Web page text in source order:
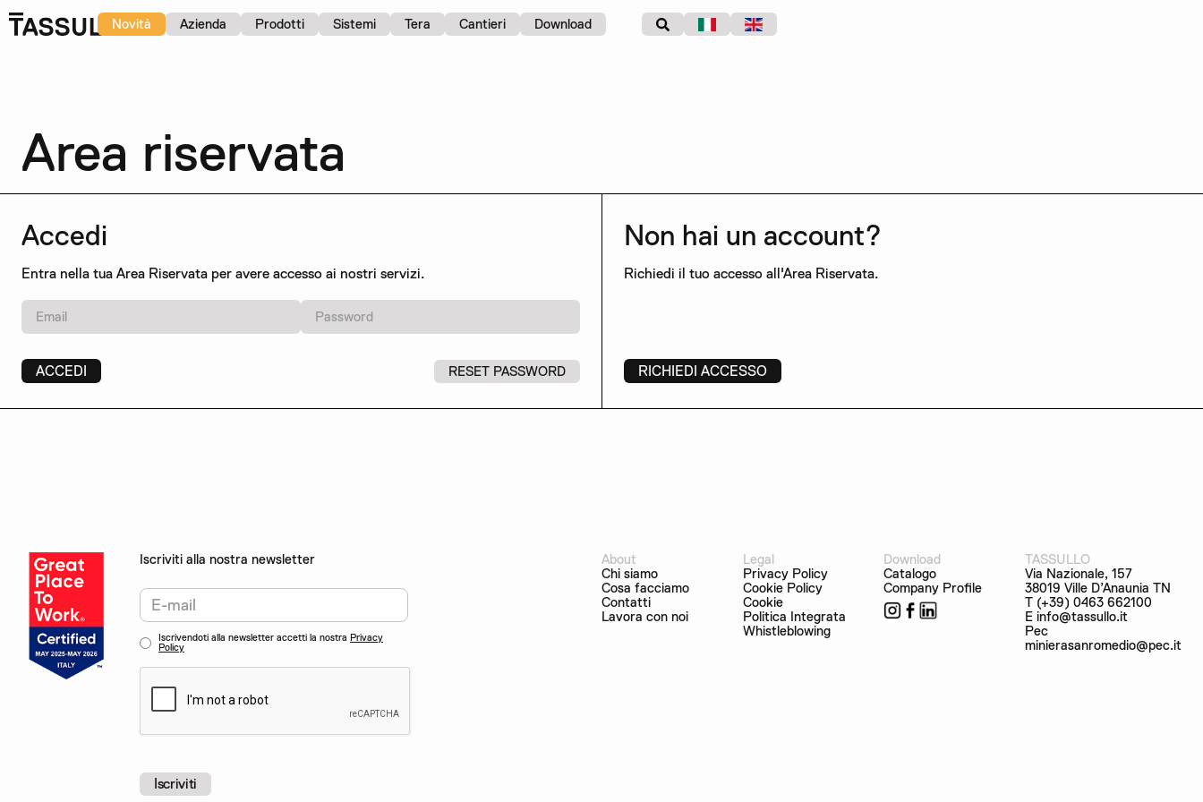
Novità Azienda Prodotti Sistemi Tera Cantieri Download
Area riservata
Accedi
Entra nella tua Area Riservata per avere accesso ai nostri servizi.
RESET PASSWORD
Non hai un account?
Richiedi il tuo accesso all'Area Riservata.
RICHIEDI ACCESSO
Iscriviti alla nostra newsletter
Iscrivendoti alla newsletter accetti la nostra Privacy
Policy
About
Chi siamo
Cosa facciamo
Contatti
Lavora con noi
Legal
Privacy Policy
Cookie Policy
Cookie
Politica Integrata
Whistleblowing
Download
Catalogo
Company Profile
TASSULLO
Via Nazionale, 157
38019 Ville D’Anaunia TN
T (+39) 0463 662100
E info@tassullo.it
Pec
minierasanromedio@pec.it